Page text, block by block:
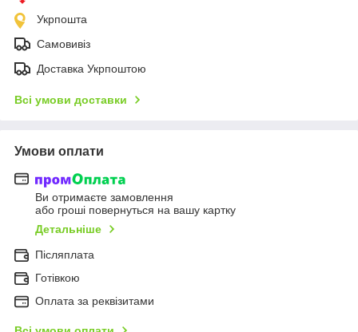
Укрпошта
Самовивіз
Доставка Укрпоштою
Всі умови доставки
Умови оплати
Ви отримаєте замовлення
або гроші повернуться на вашу картку
Детальніше
Післяплата
Готівкою
Оплата за реквізитами